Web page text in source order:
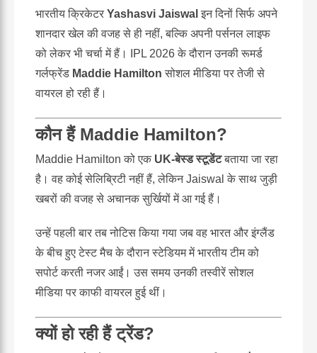
भारतीय क्रिकेटर Yashasvi Jaiswal इन दिनों सिर्फ अपने
शानदार खेल की वजह से ही नहीं, बल्कि अपनी पर्सनल लाइफ
को लेकर भी चर्चा में हैं। IPL 2026 के दौरान उनकी रूमर्ड
गर्लफ्रेंड Maddie Hamilton सोशल मीडिया पर तेजी से
वायरल हो रही हैं।
कौन हैं Maddie Hamilton?
Maddie Hamilton को एक UK-बेस्ड स्टूडेंटबताया जा रहा
है। वह कोई सेलिब्रिटी नहीं हैं, लेकिन Jaiswal के साथ जुड़ी
खबरों की वजह से अचानक सुर्खियों में आ गई हैं।
उन्हें पहली बार तब नोटिस किया गया जब वह भारत और इंग्लैंड
के बीच हुए टेस्ट मैच के दौरान स्टेडियम में भारतीय टीम को
सपोर्ट करती नजर आईं। उस समय उनकी तस्वीरें सोशल
मीडिया पर काफी वायरल हुई थीं।
क्यों हो रही हैं ट्रेंड?